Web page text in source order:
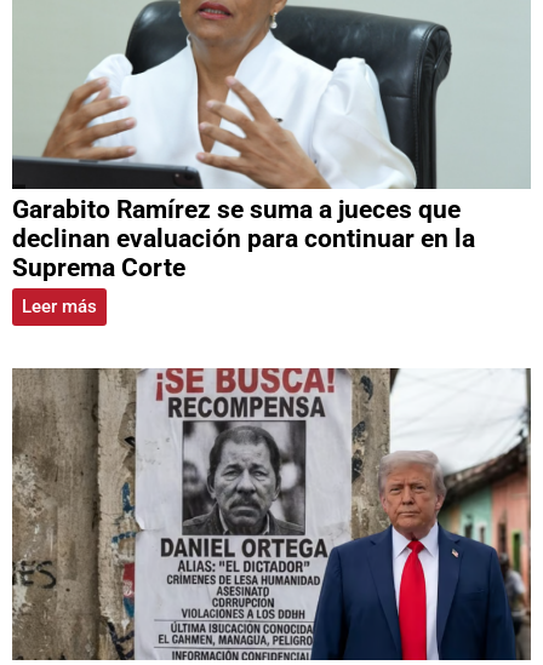
Garabito Ramírez se suma a jueces que
declinan evaluación para continuar en la
Suprema Corte
Leer más